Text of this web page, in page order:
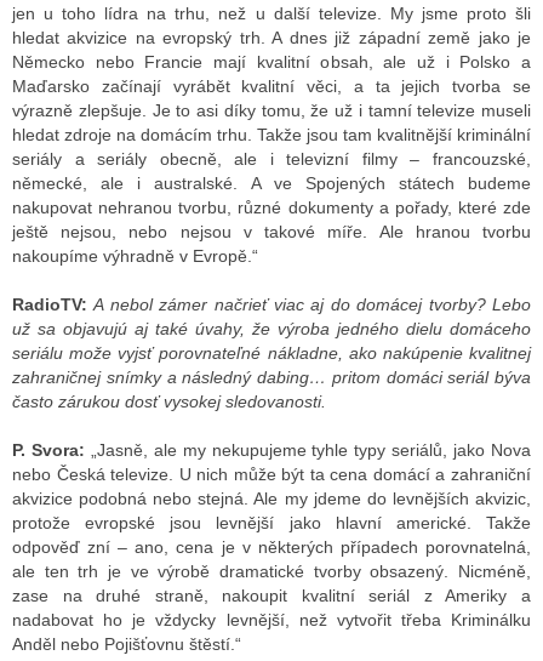
jen u toho lídra na trhu, než u další televize. My jsme proto šli
hledat akvizice na evropský trh. A dnes již západní země jako je
Německo nebo Francie mají kvalitní obsah, ale už i Polsko a
Maďarsko začínají vyrábět kvalitní věci, a ta jejich tvorba se
výrazně zlepšuje. Je to asi díky tomu, že už i tamní televize museli
hledat zdroje na domácím trhu. Takže jsou tam kvalitnější kriminální
seriály a seriály obecně, ale i televizní filmy – francouzské,
německé, ale i australské. A ve Spojených státech budeme
nakupovat nehranou tvorbu, různé dokumenty a pořady, které zde
ještě nejsou, nebo nejsou v takové míře. Ale hranou tvorbu
nakoupíme výhradně v Evropě.“
RadioTV: A nebol zámer načrieť viac aj do domácej tvorby? Lebo
už sa objavujú aj také úvahy, že výroba jedného dielu domáceho
seriálu može vyjsť porovnateľné nákladne, ako nakúpenie kvalitnej
zahraničnej snímky a následný dabing… pritom domáci seriál býva
často zárukou dosť vysokej sledovanosti.
P. Svora: „Jasně, ale my nekupujeme tyhle typy seriálů, jako Nova
nebo Česká televize. U nich může být ta cena domácí a zahraniční
akvizice podobná nebo stejná. Ale my jdeme do levnějších akvizic,
protože evropské jsou levnější jako hlavní americké. Takže
odpověď zní – ano, cena je v některých případech porovnatelná,
ale ten trh je ve výrobě dramatické tvorby obsazený. Nicméně,
zase na druhé straně, nakoupit kvalitní seriál z Ameriky a
nadabovat ho je vždycky levnější, než vytvořit třeba Kriminálku
Anděl nebo Pojišťovnu štěstí.“